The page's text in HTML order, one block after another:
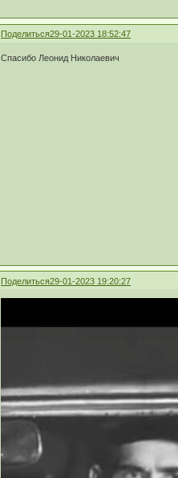
Поделиться29-01-2023 18:52:47
Спасибо Леонид Николаевич
Поделиться29-01-2023 19:20:27